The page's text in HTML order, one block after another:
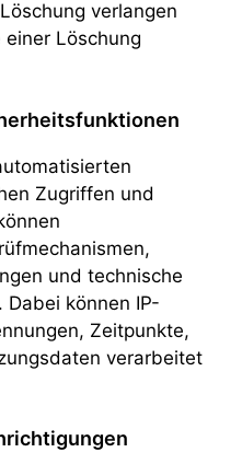
verlangen
Löschung
Zugriffen und
und technische
können IP-
Zeitpunkte,
verarbeitet